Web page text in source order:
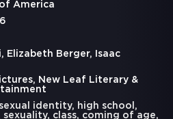
America
Elizabeth Berger, Isaac
New Leaf Literary &
identity, high school ,
sexuality, class, coming of age,